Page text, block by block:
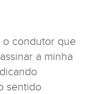
o condutor que
a minha
sentido